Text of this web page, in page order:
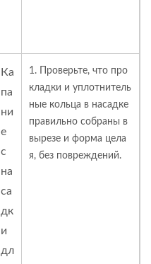
Ка
па
ни
е
с
на
са
дк
и
дл
1. Проверьте, что про
кладки и уплотнитель
ные кольца в насадке
правильно собраны в
вырезе и форма цела
я, без повреждений.